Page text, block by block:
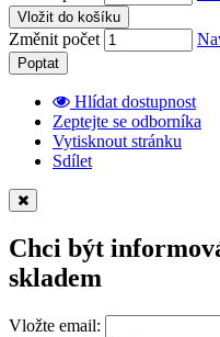
Vložit do košíku
Změnit počet
Poptat
Hlídat dostupnost
Zeptejte se odborníka
Vytisknout stránku
Sdílet
Chci být
skladem
Vložte email: